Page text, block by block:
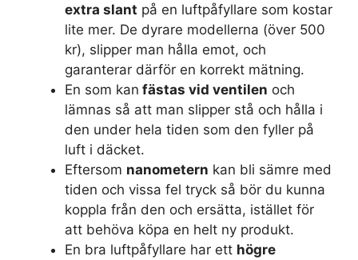
extra slant på en luftpåfyllare som kostar
lite mer. De dyrare modellerna (över 500
kr), slipper man hålla emot, och
garanterar därför en korrekt mätning.
En som kan fästas vid ventilen och
lämnas så att man slipper stå och hålla i
den under hela tiden som den fyller på
luft i däcket.
Eftersom nanometern kan bli sämre med
tiden och vissa fel tryck så bör du kunna
koppla från den och ersätta, istället för
att behöva köpa en helt ny produkt.
En bra luftpåfyllare har ett högre